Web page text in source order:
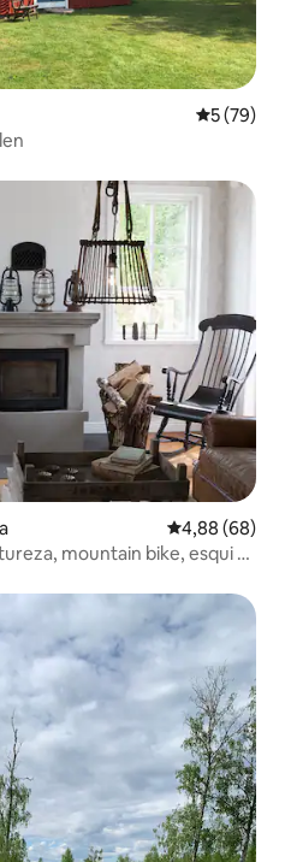
5 de uma
5 (79)
4,88 de uma
4,88 (68)
mountain bike, esqui e